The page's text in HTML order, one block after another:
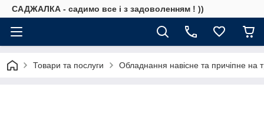
САДЖАЛКА - садимо все і з задоволенням ! ))
Товари та послуги Обладнання навісне та причіпне на